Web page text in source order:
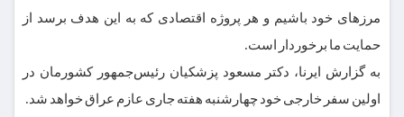
مرزهای خود باشیم و هر پروژه اقتصادی که به این هدف برسد از
حمایت ما برخوردار است.
به گزارش ایرنا، دکتر مسعود پزشکیان رئیس‌جمهور کشورمان در
اولین سفر خارجی خود چهارشنبه هفته جاری عازم عراق خواهد شد.